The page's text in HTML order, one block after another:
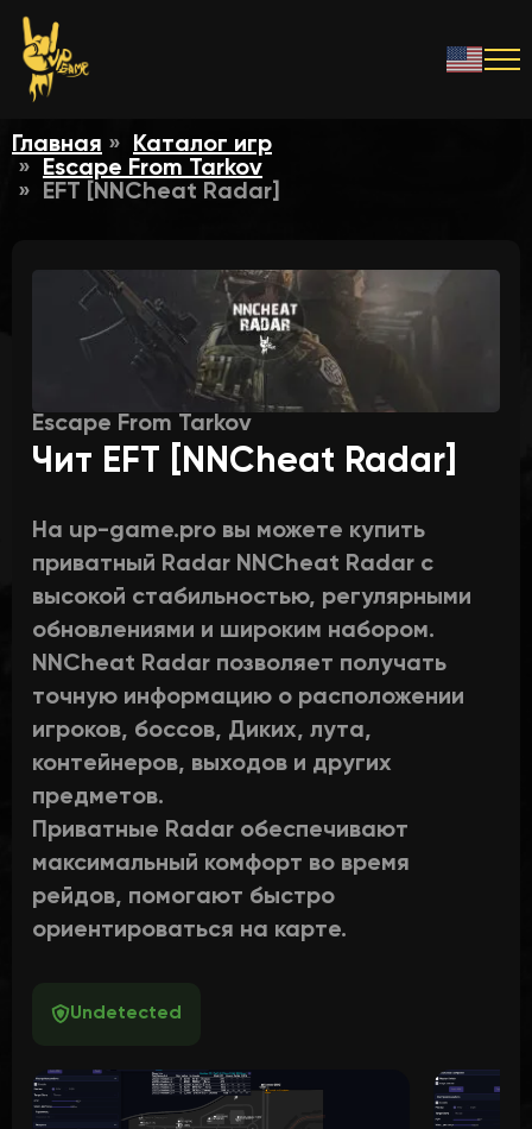
Главная
Каталог игр
Escape From Tarkov
EFT [NNCheat Radar]
Escape From Tarkov
Чит EFT [NNCheat Radar]
На up-game.pro вы можете купить
приватный Radar NNCheat Radar с
высокой стабильностью, регулярными
обновлениями и широким набором.
NNCheat Radar позволяет получать
точную информацию о расположении
игроков, боссов, Диких, лута,
контейнеров, выходов и других
предметов.
Приватные Radar обеспечивают
максимальный комфорт во время
рейдов, помогают быстро
ориентироваться на карте.
Undetected